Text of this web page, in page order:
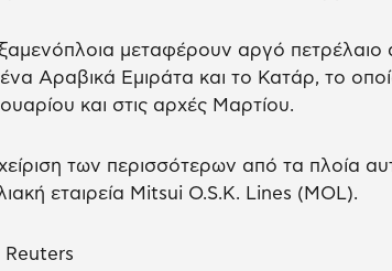
μεταφέρουν αργό πετρέλαιο
Αραβικά Εμιράτα και το Κατάρ, το
και στις αρχές Μαρτίου.
των περισσότερων από τα πλοία
εταιρεία Mitsui O.S.K. Lines (MOL).
Reuters